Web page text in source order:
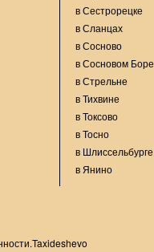
в Сестрорецке
в Сланцах
в Сосново
в Сосновом Боре
в Стрельне
в Тихвине
в Токсово
в Тосно
в Шлиссельбурге
в Янино